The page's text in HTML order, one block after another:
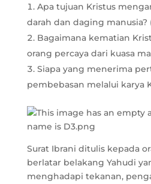
Apa tujuan Kristus
darah dan daging manusia?
Bagaimana kematian
orang percaya dari kuasa
Siapa yang menerima
pembebasan melalui karya
Surat Ibrani ditulis kepada
berlatar belakang Yahudi
menghadapi tekanan,